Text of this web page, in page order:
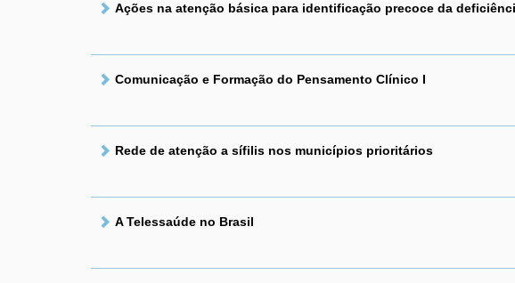
Ações na atenção básica para identificação precoce da
Comunicação e Formação do Pensamento Clínico I
Rede de atenção a sífilis nos municípios prioritários
A Telessaúde no Brasil